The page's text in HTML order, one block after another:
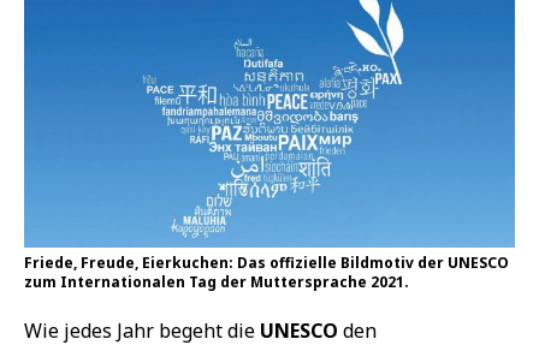
Friede, Freude, Eierkuchen: Das offizielle Bildmotiv der UNESCO
zum Internationalen Tag der Muttersprache 2021.
Wie jedes Jahr begeht die UNESCO den